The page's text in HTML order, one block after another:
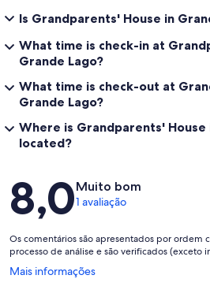
Is Grandparents' House in
What time is check-in at
Grande Lago?
What time is check-out at
Grande Lago?
Where is Grandparents' House
located?
Avaliações
8,0Muito bom
1 avaliação
Os comentários são apresentados por ordem
processo de análise e são verificados (exceto
Mais informações
Abre